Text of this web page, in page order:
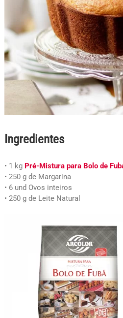
Ingredientes
• 1 kg Pré-Mistura para Bolo de
• 250 g de Margarina
• 6 und Ovos inteiros
• 250 g de Leite Natural